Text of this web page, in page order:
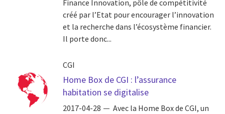
Finance Innovation, pôle de compétitivité
créé par l’Etat pour encourager l’innovation
et la recherche dans l’écosystème financier.
Il porte donc...
CGI
Home Box de CGI : l’assurance
habitation se digitalise
2017-04-28
Avec la Home Box de CGI, un